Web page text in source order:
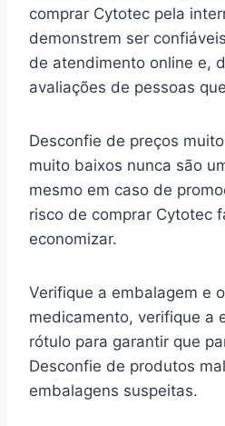
comprar Cytotec pela
demonstrem ser
de atendimento online e,
avaliações de pessoas
Desconfie de preços
muito baixos nunca são
mesmo em caso de
risco de comprar Cytotec
economizar.
Verifique a embalagem e
medicamento, verifique a
rótulo para garantir que
Desconfie de produtos
embalagens suspeitas.